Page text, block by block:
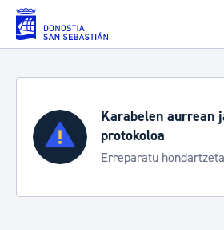
Eduki nagusira joan
Karabelen aurrean
protokoloa
Erreparatu